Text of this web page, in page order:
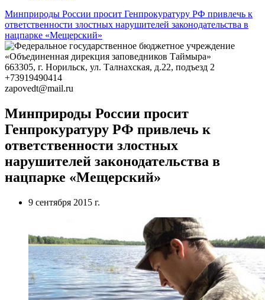
Минприроды России просит Генпрокуратуру РФ привлечь к
ответственности злостных нарушителей законодательства в
нацпарке «Мещерский»
663305, г. Норильск, ул. Талнахская, д.22, подъезд 2
+73919490414
zapovedt@mail.ru
Минприроды России просит
Генпрокуратуру РФ привлечь к
ответственности злостных
нарушителей законодательства в
нацпарке «Мещерский»
9 сентября 2015 г.